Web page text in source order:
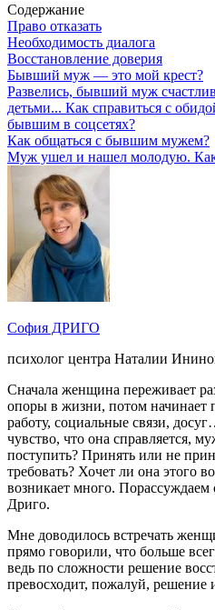
Содержание
Право отказать
Необходимость диалога
Восстановление доверия
Бывший муж — это мой крест?
Развелись, бывший муж
детьми... Как справиться с
бывшим в соцсетях?
Как общаться с бывшим мужем?
Муж ушел и нашел молодую. Как
София ДРИГО
психолог центра Наталии
Сначала женщина переживает
опоры в жизни, потом начинает
работу, социальные связи,
чувство, что она справляется,
поступить? Принять или не
требовать? Хочет ли она этого
возникает много.
Дриго.
Мне доводилось встречать
прямо говорили, что больше
ведь по сложности решение
превосходит, пожалуй, решение